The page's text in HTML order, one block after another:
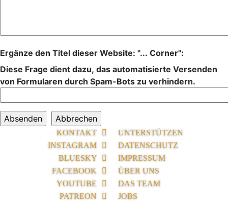
Ergänze den Titel dieser Website: "... Corner":
Diese Frage dient dazu, das automatisierte Versenden
von Formularen durch Spam-Bots zu verhindern.
KONTAKT
INSTAGRAM
BLUESKY
FACEBOOK
YOUTUBE
PATREON
UNTERSTÜTZEN
DATENSCHUTZ
IMPRESSUM
ÜBER UNS
DAS TEAM
JOBS